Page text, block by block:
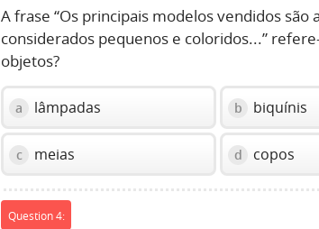
A frase “Os principais modelos vendidos são
considerados pequenos e coloridos...”
objetos?
a lâmpadas b biquínis
c meias d copos
Question 4: